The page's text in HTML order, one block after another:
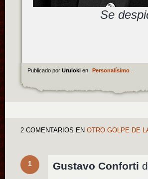
Se
Publicado por Uruloki en Personalísimo.
2 COMENTARIOS EN OTRO GOLPE DE
1 Gustavo Conforti